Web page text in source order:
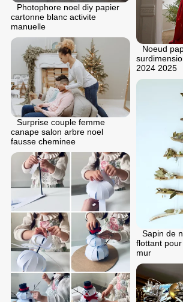
Photophore noel diy papier
cartonne blanc activite
manuelle
Noeud
2024 2025
Surprise couple femme
canape salon arbre noel
fausse cheminee
Sapin de
flottant
mur